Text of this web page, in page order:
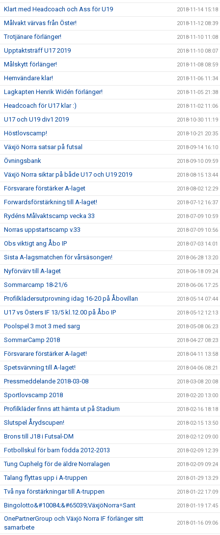
Klart med Headcoach och Ass för U19 2018-11-14 15:18
Målvakt värvas från Öster! 2018-11-12 08:39
Trotjänare förlänger! 2018-11-10 11:08
Upptaktsträff U17 2019 2018-11-10 08:07
Målskytt förlänger! 2018-11-08 08:59
Hemvändare klar! 2018-11-06 11:34
Lagkapten Henrik Widén förlänger! 2018-11-05 21:38
Headcoach för U17 klar :) 2018-11-02 11:06
U17 och U19 div1 2019 2018-10-30 11:19
Höstlovscamp! 2018-10-21 20:35
Växjö Norra satsar på futsal 2018-09-14 16:10
Övningsbank 2018-09-10 09:59
Växjö Norra siktar på både U17 och U19 2019 2018-08-15 13:44
Försvarare förstärker A-laget 2018-08-02 12:29
Forwardsförstärkning till A-laget! 2018-07-12 16:37
Rydéns Målvaktscamp vecka 33 2018-07-09 10:59
Norras uppstartscamp v.33 2018-07-09 10:56
Obs viktigt ang Åbo IP 2018-07-03 14:01
Sista A-lagsmatchen för vårsäsongen! 2018-06-28 13:20
Nyförvärv till A-laget 2018-06-18 09:24
Sommarcamp 18-21/6 2018-06-06 17:25
Profilklädersutprovning idag 16-20 på Åbovillan 2018-05-14 07:44
U17 vs Östers IF 13/5 kl.12.00 på Åbo IP 2018-05-12 12:13
Poolspel 3 mot 3 med sarg 2018-05-08 06:23
SommarCamp 2018 2018-04-27 08:23
Försvarare förstärker A-laget! 2018-04-11 13:58
Spetsvärvning till A-laget! 2018-04-06 08:21
Pressmeddelande 2018-03-08 2018-03-08 20:08
Sportlovscamp 2018 2018-02-20 13:00
Profilkläder finns att hämta ut på Stadium 2018-02-16 18:18
Slutspel Årydscupen! 2018-02-15 13:50
Brons till J18 i Futsal-DM 2018-02-12 09:00
Fotbollskul för barn födda 2012-2013 2018-02-09 12:39
Tung Cuphelg för de äldre Norralagen 2018-02-09 09:24
Talang flyttas upp i A-truppen 2018-01-29 13:29
Två nya förstärkningar till A-truppen 2018-01-22 17:09
Bingolotto&#10084;&#65039;VäxjöNorra=Sant 2018-01-19 17:45
OnePartnerGroup och Växjö Norra IF förlänger sitt
samarbete
2018-01-16 09:06